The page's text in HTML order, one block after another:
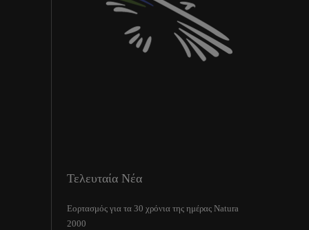
Τελευταία Νέα
Εορτασμός για τα 30 χρόνια της ημέρας Natura
2000